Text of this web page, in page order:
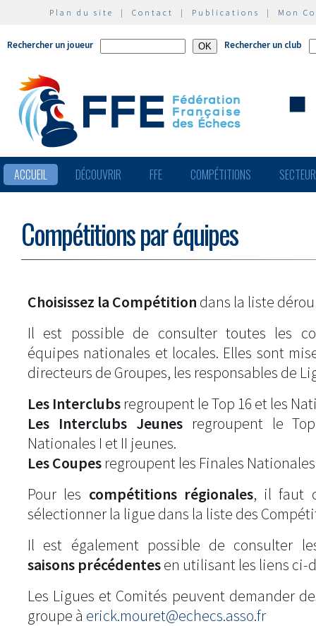
Plan du site | Contact | Publications | Mon
Rechercher un joueur Rechercher un club
ACCUEIL DÉCOUVRIR FFE COMPÉTITIONS
Compétitions par équipes
Choisissez la Compétition dans la liste
Il est possible de consulter toutes les
équipes nationales et locales. Elles sont
directeurs de Groupes, les responsables de
Les Interclubs regroupent le Top 16 et les
Les Interclubs Jeunesregroupent le
Nationales I et II jeunes.
Les Coupes regroupent les Finales
Pour les compétitions régionales, il faut
sélectionner la ligue dans la liste des
Il est également possible de consulter
saisons précédentesen utilisant les liens ci-
Les Ligues et Comités peuvent demander
groupe à erick.mouret@echecs.asso.fr